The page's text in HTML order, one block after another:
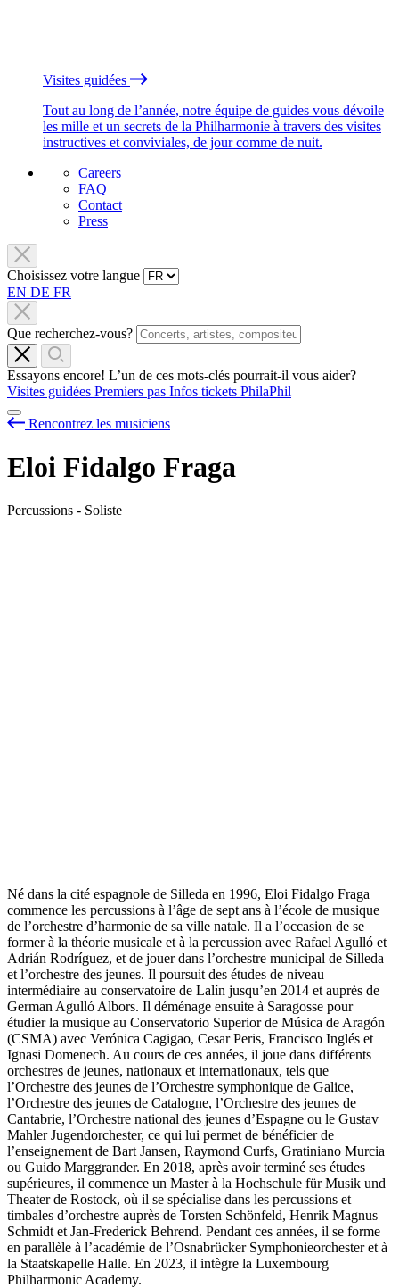
Visites guidées
Tout au long de l’année, notre équipe de guides vous dévoile
les mille et un secrets de la Philharmonie à travers des visites
instructives et conviviales, de jour comme de nuit.
Careers
FAQ
Contact
Press
Choisissez votre langue
EN DE FR
Que recherchez-vous?
Essayons encore! L’un de ces mots-clés pourrait-il vous aider?
Visites guidées Premiers pas Infos tickets PhilaPhil
Rencontrez les musiciens
Eloi Fidalgo Fraga
Percussions - Soliste
Né dans la cité espagnole de Silleda en 1996, Eloi Fidalgo Fraga
commence les percussions à l’âge de sept ans à l’école de musique
de l’orchestre d’harmonie de sa ville natale. Il a l’occasion de se
former à la théorie musicale et à la percussion avec Rafael Agulló et
Adrián Rodríguez, et de jouer dans l’orchestre municipal de Silleda
et l’orchestre des jeunes. Il poursuit des études de niveau
intermédiaire au conservatoire de Lalín jusqu’en 2014 et auprès de
German Agulló Albors. Il déménage ensuite à Saragosse pour
étudier la musique au Conservatorio Superior de Música de Aragón
(CSMA) avec Verónica Cagigao, Cesar Peris, Francisco Inglés et
Ignasi Domenech. Au cours de ces années, il joue dans différents
orchestres de jeunes, nationaux et internationaux, tels que
l’Orchestre des jeunes de l’Orchestre symphonique de Galice,
l’Orchestre des jeunes de Catalogne, l’Orchestre des jeunes de
Cantabrie, l’Orchestre national des jeunes d’Espagne ou le Gustav
Mahler Jugendorchester, ce qui lui permet de bénéficier de
l’enseignement de Bart Jansen, Raymond Curfs, Gratiniano Murcia
ou Guido Marggrander. En 2018, après avoir terminé ses études
supérieures, il commence un Master à la Hochschule für Musik und
Theater de Rostock, où il se spécialise dans les percussions et
timbales d’orchestre auprès de Torsten Schönfeld, Henrik Magnus
Schmidt et Jan-Frederick Behrend. Pendant ces années, il se forme
en parallèle à l’académie de l’Osnabrücker Symphonieorchester et à
la Staatskapelle Halle. En 2023, il intègre la Luxembourg
Philharmonic Academy.